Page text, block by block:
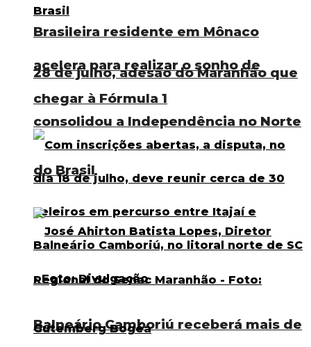
Brasileira residente em Mônaco
acelera para realizar o sonho de
chegar à Fórmula 1
Balneário Camboriú receberá mais de
28 de julho, adesão do Maranhão que
consolidou a Independência no Norte
do Brasil